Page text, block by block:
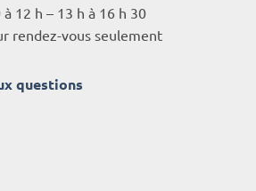
12 h – 13 h à 16 h 30
rendez-vous seulement
questions